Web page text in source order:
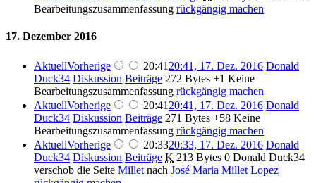
Bearbeitungszusammenfassung rückgängig machen
17. Dezember 2016
AktuellVorherige 20:41 20:41, 17. Dez. 2016 Donald
Duck34 Diskussion Beiträge 272 Bytes +1 Keine
Bearbeitungszusammenfassung rückgängig machen
AktuellVorherige 20:41 20:41, 17. Dez. 2016 Donald
Duck34 Diskussion Beiträge 271 Bytes +58 Keine
Bearbeitungszusammenfassung rückgängig machen
AktuellVorherige 20:3320:33, 17. Dez. 2016 Donald
Duck34 Diskussion Beiträge K 213 Bytes 0 Donald Duck34
verschob die Seite Millet nach José Maria Millet Lopez